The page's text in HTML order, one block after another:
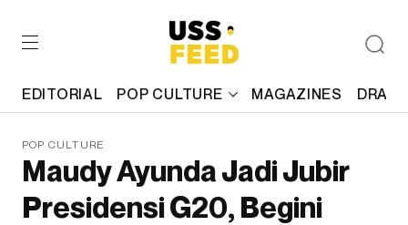
EDITORIAL POP CULTURE MAGAZINES
POP CULTURE
Maudy Ayunda Jadi Jubir
Presidensi G20, Begini